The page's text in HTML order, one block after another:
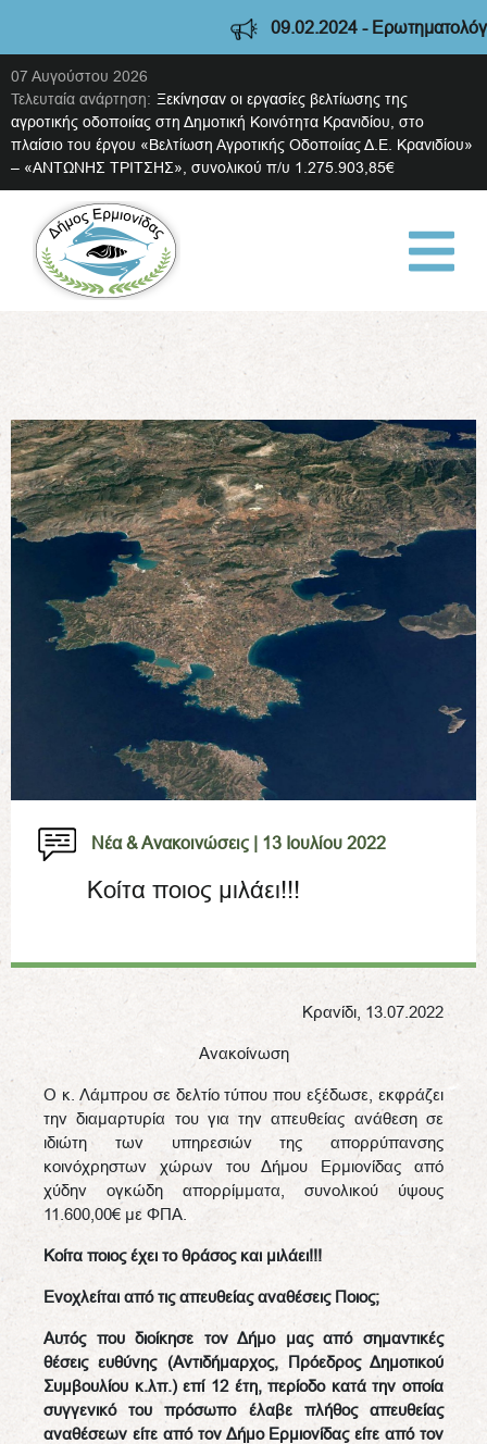
09.02.2024 - Ερωτηματολόγιο διαβούλευσης
07 Αυγούστου 2026
Τελευταία ανάρτηση: Ξεκίνησαν οι εργασίες βελτίωσης της
αγροτικής οδοποιίας στη Δημοτική Κοινότητα Κρανιδίου, στο
πλαίσιο του έργου «Βελτίωση Αγροτικής Οδοποιίας Δ.Ε. Κρανιδίου»
– «ΑΝΤΩΝΗΣ ΤΡΙΤΣΗΣ», συνολικού π/υ 1.275.903,85€
Νέα & Ανακοινώσεις | 13 Ιουλίου 2022
Κοίτα ποιος μιλάει!!!
Κρανίδι, 13.07.2022
Ανακοίνωση
Ο κ. Λάμπρου σε δελτίο τύπου που εξέδωσε, εκφράζει
την διαμαρτυρία του για την απευθείας ανάθεση σε
ιδιώτη των υπηρεσιών της απορρύπανσης
κοινόχρηστων χώρων του Δήμου Ερμιονίδας από
χύδην ογκώδη απορρίμματα, συνολικού ύψους
11.600,00€ με ΦΠΑ.
Κοίτα ποιος έχει το θράσος και μιλάει!!!
Ενοχλείται από τις απευθείας αναθέσεις Ποιος;
Αυτός που διοίκησε τον Δήμο μας από σημαντικές
θέσεις ευθύνης (Αντιδήμαρχος, Πρόεδρος Δημοτικού
Συμβουλίου κ.λπ.) επί 12 έτη, περίοδο κατά την οποία
συγγενικό του πρόσωπο έλαβε πλήθος απευθείας
αναθέσεων είτε από τον Δήμο Ερμιονίδας είτε από τον